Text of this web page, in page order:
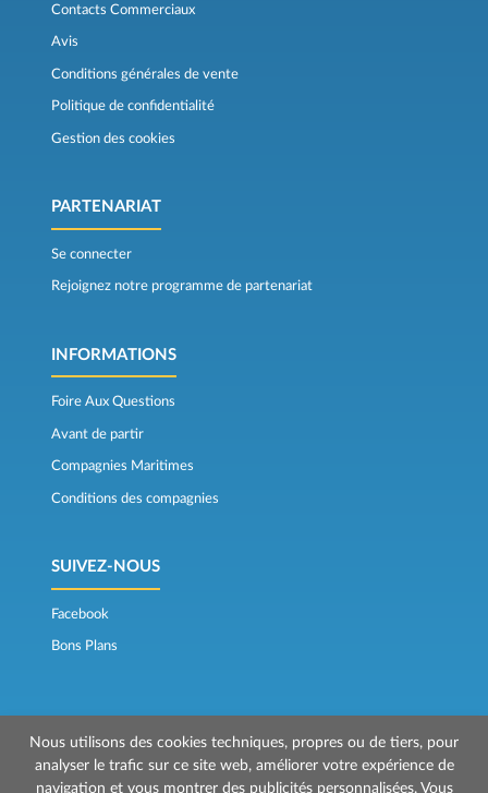
Contacts Commerciaux
Avis
Conditions générales de vente
Politique de confidentialité
Gestion des cookies
PARTENARIAT
Se connecter
Rejoignez notre programme de partenariat
INFORMATIONS
Foire Aux Questions
Avant de partir
Compagnies Maritimes
Conditions des compagnies
SUIVEZ-NOUS
Facebook
Bons Plans
Nous utilisons des cookies techniques, propres ou de tiers, pour
analyser le trafic sur ce site web, améliorer votre expérience de
navigation et vous montrer des publicités personnalisées. Vous